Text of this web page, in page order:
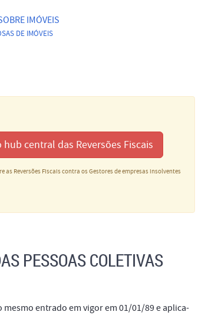
IMÓVEIS
DE IMÓVEIS
hub central das Reversões Fiscais
as Reversões Fiscais contra os Gestores de empresas insolventes
PESSOAS COLETIVAS
mesmo entrado em vigor em 01/01/89 e aplica-